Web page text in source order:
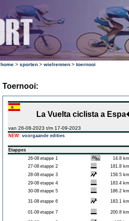
home > sporten > wielrennen > toernooi
Toernooi:
La Vuelta ciclista a
van 26-08-2023 t/m 17-09-2023
NEW: voorgaande edities
Etappes
26-08 etappe 1
14.8 km
27-08 etappe 2
181.8 km
28-08 etappe 3
158.5 km
29-08 etappe 4
183.4 km
30-08 etappe 5 186.2 km
31-08 etappe 6 183.1 km
01-09 etappe 7 200.8 km